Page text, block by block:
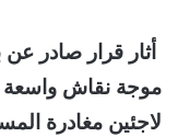
موجة نقاش
لاجئين مغادرة